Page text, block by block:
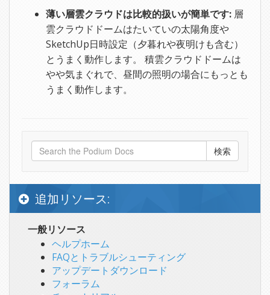
薄い層雲クラウドは比較的扱いが簡単です: 層
雲クラウドドームはたいていの太陽角度や
SketchUp日時設定（夕暮れや夜明けも含む）
とうまく動作します。 積雲クラウドドームは
やや気まぐれで、昼間の照明の場合にもっとも
うまく動作します。
追加リソース:
一般リソース
ヘルプホーム
FAQとトラブルシューティング
アップデートダウンロード
フォーラム